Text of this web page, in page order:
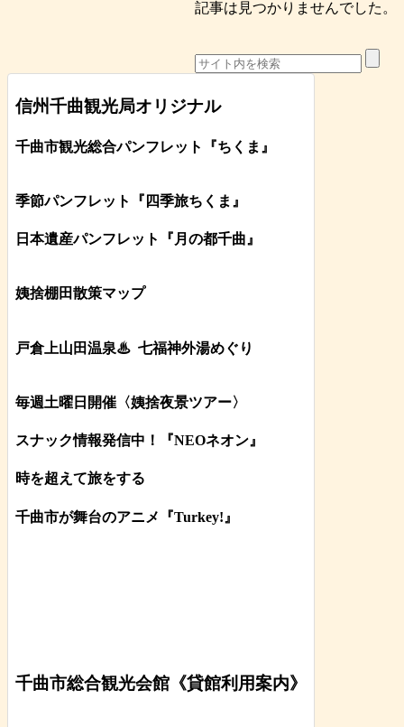
記事は見つかりませんでした。
信州千曲観光局オリジナル
千曲市観光総合パンフレット 『ちくま 』
季節パンフレット『四季旅ちくま』
日本遺産パンフレット 『月の都千曲 』
姨捨棚田散策マップ
戸倉上山田温泉♨ 七福神外湯めぐり
毎週土曜日開催〈姨捨夜景ツアー〉
スナック情報発信中！『NEOネオン』
時を超えて旅をする
千曲市が舞台のアニメ『Turkey!』
千曲市総合観光会館《貸館利用案内》